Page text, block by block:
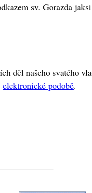
sv. Gorazda
děl našeho svatého
elektronické podobě.